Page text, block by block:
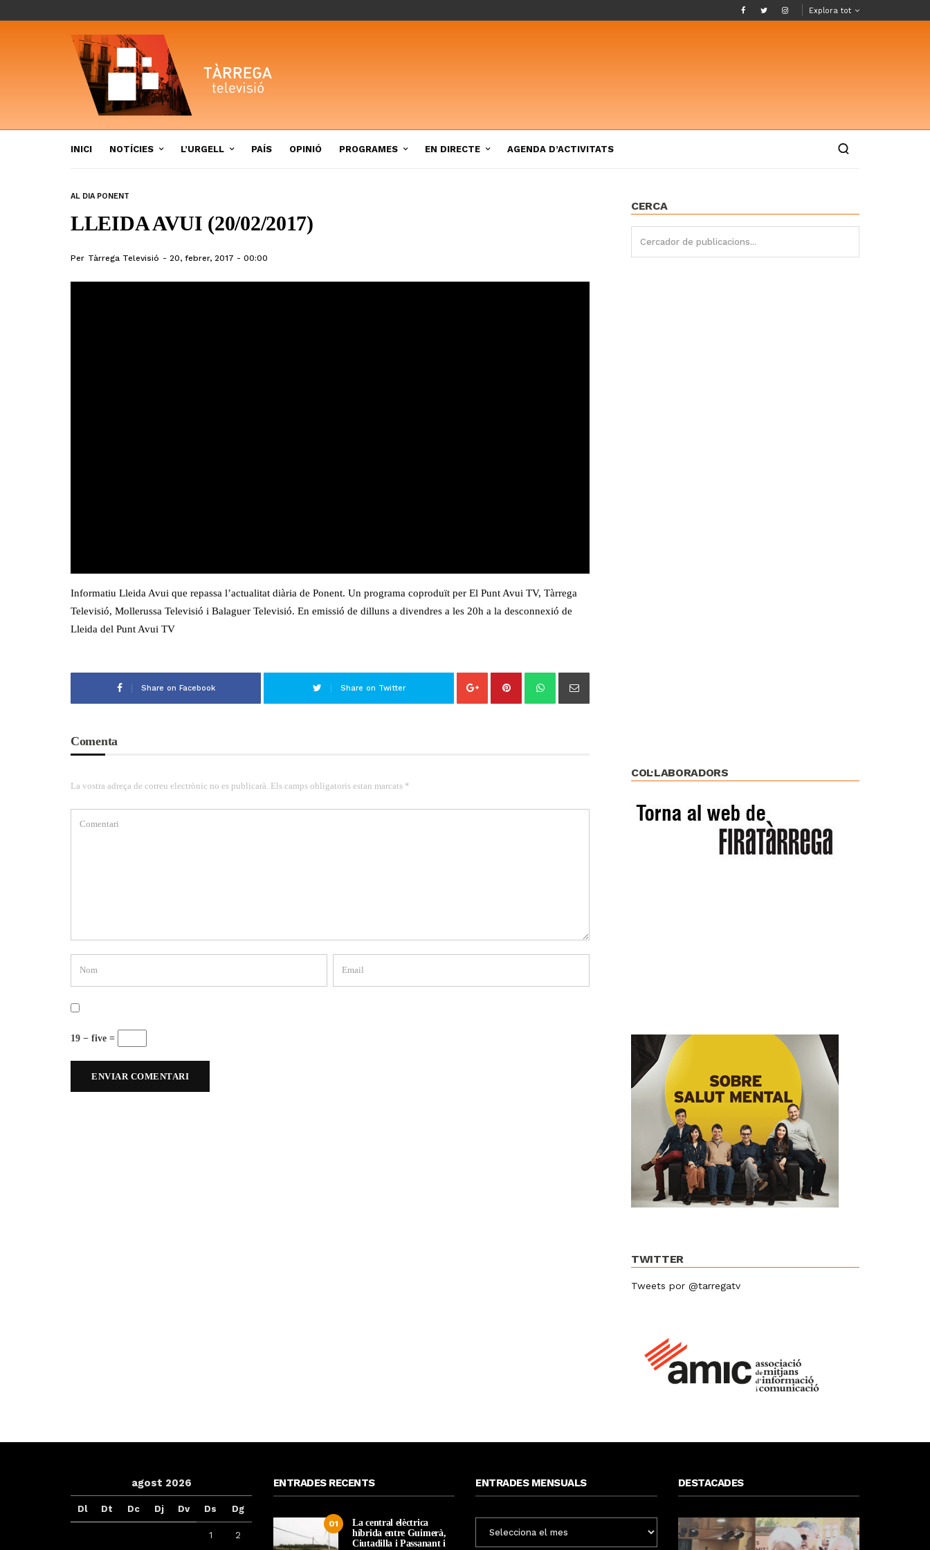
Explora tot
INICI NOTÍCIES L’URGELL PAÍS OPINIÓ PROGRAMES EN DIRECTE AGENDA D’ACTIVITATS
AL DIA PONENT
LLEIDA AVUI (20/02/2017)
Per Tàrrega Televisió 20, febrer, 2017 - 00:00
Informatiu Lleida Avui que repassa l’actualitat diària de Ponent. Un programa coproduït per El Punt Avui TV, Tàrrega
Televisió, Mollerussa Televisió i Balaguer Televisió. En emissió de dilluns a divendres a les 20h a la desconnexió de
Lleida del Punt Avui TV
Share on Facebook Share on Twitter
Comenta
La vostra adreça de correu electrònic no es publicarà. Els camps obligatoris estan marcats *
19 − five =
CERCA
COL·LABORADORS
TWITTER
Tweets por @tarregatv
agost 2026
Dl Dt Dc Dj Dv Ds Dg
1 2
ENTRADES RECENTS
01
La central elèctrica
híbrida entre Guimerà,
Ciutadilla i Passanant i
ENTRADES MENSUALS
MENSUALS
DESTACADES